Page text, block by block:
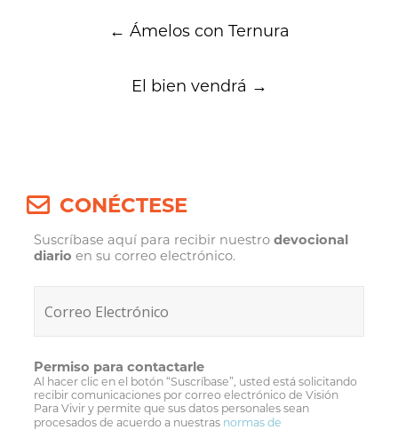
navigation
← Ámelos con Ternura
El bien vendrá →
CONÉCTESE
Suscríbase aquí para recibir nuestrodevocional
diario en su correo electrónico.
Permiso para contactarle
Al hacer clic en el botón “Suscríbase”, usted está solicitando
recibir comunicaciones por correo electrónico de Visión
Para Vivir y permite que sus datos personales sean
procesados de acuerdo a nuestras normas de